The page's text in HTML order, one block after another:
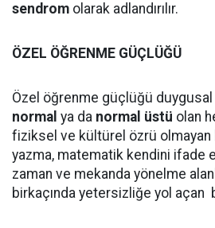
sendrom olarak adlandırılır.
ÖZEL ÖĞRENME GÜÇLÜĞÜ
Özel öğrenme güçlüğü duygusal
normal ya da normal üstü olan
fiziksel ve kültürel özrü olmayan
yazma, matematik kendini ifade
zaman ve mekanda yönelme
birkaçında yetersizliğe yol açan